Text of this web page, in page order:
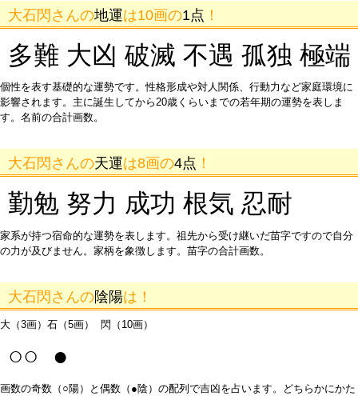
大石閃さんの地運は10画の1点 ！
多難 大凶 破滅 不遇 孤独 極端
個性を表す基礎的な運勢です。性格形成や対人関係、行動力など家庭環境に
影響されます。主に誕生してから20歳くらいまでの若年期の運勢を表しま
す。名前の合計画数。
大石閃さんの天運は8画の4点 ！
勤勉 努力 成功 根気 忍耐
家系が持つ宿命的な運勢を表します。祖先から受け継いだ苗字ですので自分
の力が及びません。家柄を象徴します。苗字の合計画数。
大石閃さんの陰陽は！
大（3画）石（5画） 閃（10画）
○○ ●
画数の奇数（○陽）と偶数（●陰）の配列で吉凶を占います。どちらかにかた